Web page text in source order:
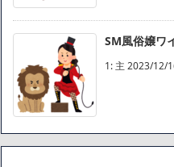
SM風俗嬢ワ
1: 主 2023/12/